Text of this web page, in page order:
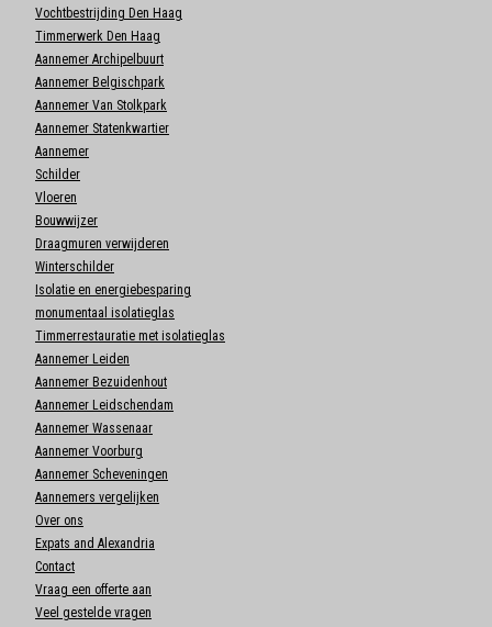
Vochtbestrijding Den Haag
Timmerwerk Den Haag
Aannemer Archipelbuurt
Aannemer Belgischpark
Aannemer Van Stolkpark
Aannemer Statenkwartier
Aannemer
Schilder
Vloeren
Bouwwijzer
Draagmuren verwijderen
Winterschilder
Isolatie en energiebesparing
monumentaal isolatieglas
Timmerrestauratie met isolatieglas
Aannemer Leiden
Aannemer Bezuidenhout
Aannemer Leidschendam
Aannemer Wassenaar
Aannemer Voorburg
Aannemer Scheveningen
Aannemers vergelijken
Over ons
Expats and Alexandria
Contact
Vraag een offerte aan
Veel gestelde vragen